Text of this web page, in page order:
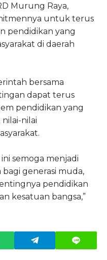
Murung Raya,
untuk terus
pendidikan yang
di daerah
bersama
dapat terus
pendidikan yang
nilai
semoga menjadi
generasi muda,
pendidikan
kesatuan bangsa,”